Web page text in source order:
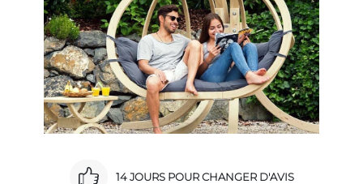
14 JOURS POUR CHANGER D'AVIS